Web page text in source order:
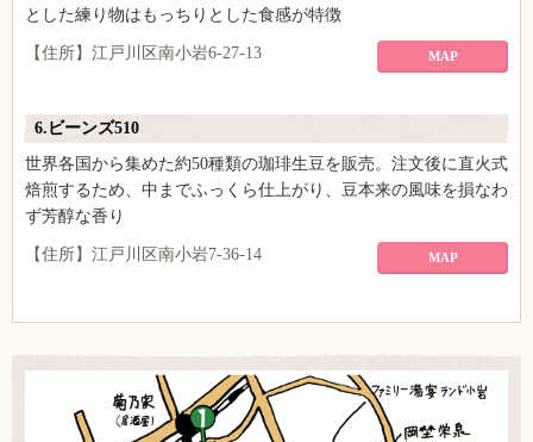
とした練り物はもっちりとした食感が特徴
【住所】江戸川区南小岩6-27-13 MAP
6.ビーンズ510
世界各国から集めた約50種類の珈琲生豆を販売。注文後に直火式
焙煎するため、中までふっくら仕上がり、豆本来の風味を損なわ
ず芳醇な香り
【住所】江戸川区南小岩7-36-14 MAP